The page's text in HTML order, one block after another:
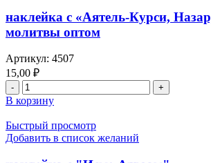
,
"Ад-
"Ал-
Инширах",
"Ат-
Тин",
"Ал-
Ал-
Кадер",
Назар,
Баракат»
3
оптом
наклейка с «Аятель-Курси,
молитвы оптом
Артикул: 4507
15,00 ₽
Количество
товара
наклейка
с
«Аятель-
Назар,
В корзину
Быстрый просмотр
Добавить в список желаний